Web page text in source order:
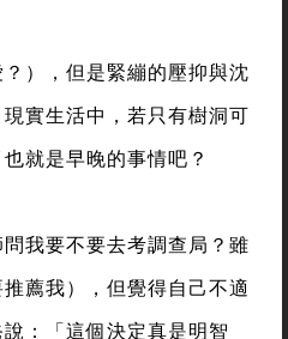
），但是緊繃的壓抑與沈
實生活中，若只有樹洞可
就是早晚的事情吧？
我要不要去考調查局？雖
薦我），但覺得自己不適
：「這個決定真是明智